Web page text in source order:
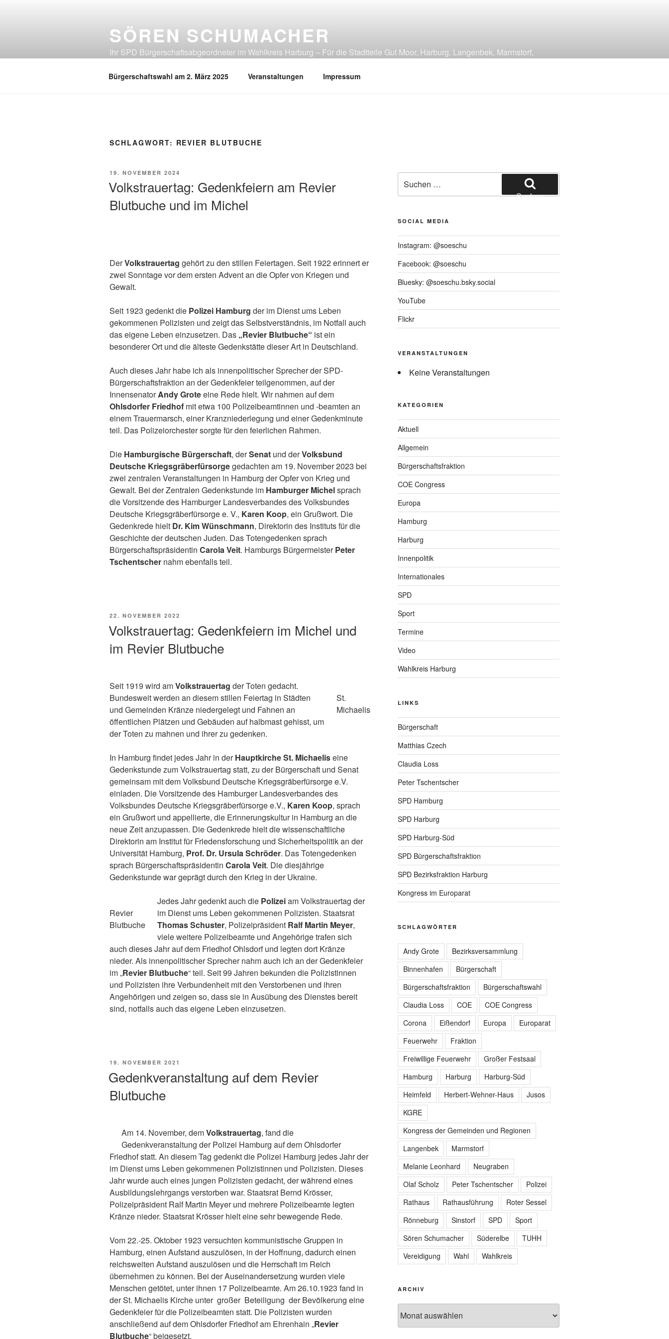
SÖREN SCHUMACHER
Ihr SPD Bürgerschaftsabgeordneter im Wahlkreis Harburg – Für die Stadtteile Gut Moor, Harburg, Langenbek, Marmstorf,
Bürgerschaftswahl am 2. März 2025 Veranstaltungen Impressum
SCHLAGWORT: REVIER BLUTBUCHE
VERÖFFENTLICHT
19. NOVEMBER 2024
Volkstrauertag: Gedenkfeiern am Revier
Blutbuche und im Michel
DerVolkstrauertag gehört zu den stillen Feiertagen. Seit 1922 erinnert er
zwei Sonntage vor dem ersten Advent an die Opfer von Kriegen und
Gewalt.
Seit 1923 gedenkt die Polizei Hamburg der im Dienst ums Leben
gekommenen Polizisten und zeigt das Selbstverständnis, im Notfall auch
das eigene Leben einzusetzen. Das „Revier Blutbuche“ ist ein
besonderer Ort und die älteste Gedenkstätte dieser Art in Deutschland.
Auch dieses Jahr habe ich als innenpolitischer Sprecher der SPD-
Bürgerschaftsfraktion an der Gedenkfeier teilgenommen, auf der
InnensenatorAndy Groteeine Rede hielt. Wir nahmen auf dem
Ohlsdorfer Friedhof mit etwa 100 Polizeibeamtinnen und -beamten an
einem Trauermarsch, einer Kranzniederlegung und einer Gedenkminute
teil. Das Polizeiorchester sorgte für den feierlichen Rahmen.
Die Hamburgische Bürgerschaft, derSenat und derVolksbund
Deutsche Kriegsgräberfürsorgegedachten am 19. November 2023 bei
zwei zentralen Veranstaltungen in Hamburg der Opfer von Krieg und
Gewalt. Bei der Zentralen Gedenkstunde im Hamburger Michelsprach
die Vorsitzende des Hamburger Landesverbandes des Volksbundes
Deutsche Kriegsgräberfürsorge e. V., Karen Koop, ein Grußwort. Die
Gedenkrede hielt Dr. Kim Wünschmann, Direktorin des Instituts für die
Geschichte der deutschen Juden. Das Totengedenken sprach
Bürgerschaftspräsidentin Carola Veit. Hamburgs BürgermeisterPeter
Tschentscher nahm ebenfallsteil.
VERÖFFENTLICHT
22. NOVEMBER 2022
Volkstrauertag: Gedenkfeiern im Michel und
im Revier Blutbuche
St.
Michaelis
Seit 1919 wird amVolkstrauertag der Toten gedacht.
Bundesweit werden an diesem stillen Feiertag in Städten
und Gemeinden Kränze niedergelegt und Fahnen an
öffentlichen Plätzen und Gebäuden auf halbmast gehisst, um
der Toten zu mahnen und ihrer zu gedenken.
In Hamburg findet jedes Jahr in derHauptkirche St. Michaeliseine
Gedenkstunde zum Volkstrauertag statt, zu der Bürgerschaft und Senat
gemeinsam mit dem Volksbund Deutsche Kriegsgräberfürsorge e.V.
einladen. Die Vorsitzende des Hamburger Landesverbandes des
Volksbundes Deutsche Kriegsgräberfürsorge e.V., Karen Koop, sprach
ein Grußwort und appellierte, die Erinnerungskultur in Hamburg an die
neue Zeit anzupassen. Die Gedenkrede hielt die wissenschaftliche
Direktorin am Institut für Friedensforschung und Sicherheitspolitik an der
Universität Hamburg, Prof. Dr. Ursula Schröder. Das Totengedenken
sprach Bürgerschaftspräsidentin Carola Veit. Die diesjährige
Gedenkstunde war geprägt durch den Krieg in der Ukraine.
Revier
Blutbuche
Jedes Jahr gedenkt auch die Polizeiam Volkstrauertag der
im Dienst ums Leben gekommenen Polizisten. Staatsrat
Thomas Schuster, Polizeipräsident Ralf Martin Meyer,
viele weitere Polizeibeamte und Angehörige trafen sich
auch dieses Jahr auf dem Friedhof Ohlsdorf und legten dort Kränze
nieder. Als innenpolitischer Sprecher nahm auch ich an der Gedenkfeier
im „Revier Blutbuche“ teil. Seit 99 Jahren bekunden die Polizistinnen
und Polizisten ihre Verbundenheit mit den Verstorbenen und ihren
Angehörigen und zeigen so, dass sie in Ausübung des Dienstes bereit
sind, notfalls auch das eigene Leben einzusetzen.
VERÖFFENTLICHT
19. NOVEMBER 2021
Gedenkveranstaltung auf dem Revier
Blutbuche
Am 14. November, demVolkstrauertag, fand die
Gedenkveranstaltung der Polizei Hamburg auf dem Ohlsdorfer
Friedhof statt. An diesem Tag gedenkt die Polizei Hamburg jedes Jahr der
im Dienst ums Leben gekommenen Polizistinnen und Polizisten. Dieses
Jahr wurde auch eines jungen Polizisten gedacht, der während eines
Ausbildungslehrgangs verstorben war. Staatsrat Bernd Krösser,
Polizeipräsident Ralf Martin Meyer und mehrere Polizeibeamte legten
Kränze nieder. Staatsrat Krösser hielt eine sehr bewegende Rede.
Vom 22.-25. Oktober 1923 versuchten kommunistische Gruppen in
Hamburg, einen Aufstand auszulösen, in der Hoffnung, dadurch einen
reichsweiten Aufstand auszulösen und die Herrschaft im Reich
übernehmen zu können. Bei der Auseinandersetzung wurden viele
Menschen getötet, unter ihnen 17 Polizeibeamte. Am 26.10.1923 fand in
der St. Michaelis Kirche unter großer Beteiligung der Bevölkerung eine
Gedenkfeier für die Polizeibeamten statt. Die Polizisten wurden
anschließend auf dem Ohlsdorfer Friedhof am Ehrenhain „Revier
Blutbuche“ beigesetzt.
nach:
Suchen
SOCIAL MEDIA
Instagram: @soeschu
Facebook: @soeschu
Bluesky: @soeschu.bsky.social
YouTube
Flickr
VERANSTALTUNGEN
Keine Veranstaltungen
KATEGORIEN
Aktuell
Allgemein
Bürgerschaftsfraktion
COE Congress
Europa
Hamburg
Harburg
Innenpolitik
Internationales
SPD
Sport
Termine
Video
Wahlkreis Harburg
LINKS
Bürgerschaft
Matthias Czech
Claudia Loss
Peter Tschentscher
SPD Hamburg
SPD Harburg
SPD Harburg-Süd
SPD Bürgerschaftsfraktion
SPD Bezirksfraktion Harburg
Kongress im Europarat
SCHLAGWÖRTER
Andy Grote
Bezirksversammlung
Binnenhafen
Bürgerschaft
Bürgerschaftsfraktion
Bürgerschaftswahl
Claudia Loss
COE
COE Congress
Corona
Eißendorf Europa
Europarat
Feuerwehr
Fraktion
Freiwillige Feuerwehr
Großer Festsaal
Hamburg
Harburg
Harburg-Süd
Heimfeld
Herbert-Wehner-Haus
Jusos
KGRE
Kongress der Gemeinden und Regionen
Langenbek
Marmstorf
Melanie Leonhard
Neugraben
Olaf Scholz
Peter Tschentscher
Polizei
Rathaus
Rathausführung
Roter Sessel
Rönneburg
Sinstorf SPD
Sport
Sören Schumacher
Süderelbe
TUHH
Vereidigung
Wahl Wahlkreis
ARCHIV